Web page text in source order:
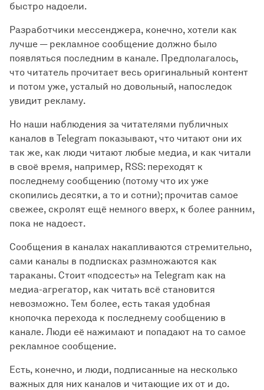
быстро надоели.
Разработчики мессенджера, конечно, хотели как
лучше — рекламное сообщение должно было
появляться последним в канале. Предполагалось,
что читатель прочитает весь оригинальный контент
и потом уже, усталый но довольный, напоследок
увидит рекламу.
Но наши наблюдения за читателями публичных
каналов в Telegram показывают, что читают они их
так же, как люди читают любые медиа, и как читали
в своё время, например, RSS: переходят к
последнему сообщению (потому что их уже
скопились десятки, а то и сотни); прочитав самое
свежее, скролят ещё немного вверх, к более ранним,
пока не надоест.
Сообщения в каналах накапливаются стремительно,
сами каналы в подписках размножаются как
тараканы. Cтоит «подсесть» на Telegram как на
медиа-агрегатор, как читать всё становится
невозможно. Тем более, есть такая удобная
кнопочка перехода к последнему сообщению в
канале. Люди её нажимают и попадают на то самое
рекламное сообщение.
Есть, конечно, и люди, подписанные на несколько
важных для них каналов и читающие их от и до.